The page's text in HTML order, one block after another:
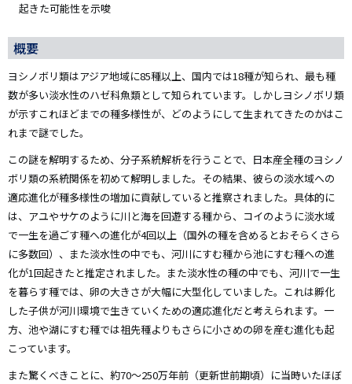
起きた可能性を示唆
概要
ヨシノボリ類はアジア地域に85種以上、国内では18種が知られ、最も種
数が多い淡水性のハゼ科魚類として知られています。しかしヨシノボリ類
が示すこれほどまでの種多様性が、どのようにして生まれてきたのかはこ
れまで謎でした。
この謎を解明するため、分子系統解析を行うことで、日本産全種のヨシノ
ボリ類の系統関係を初めて解明しました。その結果、彼らの淡水域への
適応進化が種多様性の増加に貢献していると推察されました。具体的に
は、アユやサケのように川と海を回遊する種から、コイのように淡水域
で一生を過ごす種への進化が4回以上（国外の種を含めるとおそらくさら
に多数回）、また淡水性の中でも、河川にすむ種から池にすむ種への進
化が1回起きたと推定されました。また淡水性の種の中でも、河川で一生
を暮らす種では、卵の大きさが大幅に大型化していました。これは孵化
した子供が河川環境で生きていくための適応進化だと考えられます。一
方、池や湖にすむ種では祖先種よりもさらに小さめの卵を産む進化も起
こっています。
また驚くべきことに、約70～250万年前（更新世前期頃）に当時いたほぼ